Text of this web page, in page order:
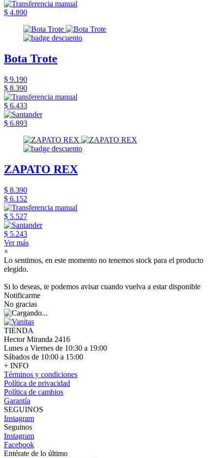
$ 4.890
Bota Trote
$ 9.190
$ 8.390
$ 6.433
$ 6.893
ZAPATO REX
$ 8.390
$ 6.152
$ 5.527
$ 5.243
Ver más
×
Lo sentimos, en este momento no tenemos stock para el producto
elegido.
Si lo deseas, te podemos avisar cuando vuelva a estar disponible
Notificarme
No gracias
TIENDA
Hector Miranda 2416
Lunes a Viernes de 10:30 a 19:00
Sábados de 10:00 a 15:00
+ INFO
Términos y condiciones
Política de privacidad
Política de cambios
Garantía
SEGUINOS
Instagram
Seguinos
Instagram
Facebook
Entérate de lo último